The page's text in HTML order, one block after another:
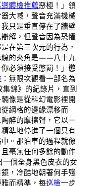
迴體檢推薦惡極！」領
大喊，聲音充滿機械
只是垂直停在了牆壁
解，但聲音因為恐懼
在第三次元的行為，
線的夾角是——八十九
必須接受懲罰！」懲
：無限次觀看一部名為
錦》的紀錄片，直到
像是從科幻電影裡開
網格的邊緣漂移而
醉的摩擦聲，它以一
準地停進了一個只有
。那泊車的過程就像
毫無任何多餘的動作
個全身黑色皮衣的女
，冷酷地朝著何手殘
而精準，每巡檢一步